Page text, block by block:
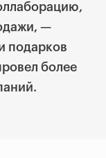
—
подарков
более